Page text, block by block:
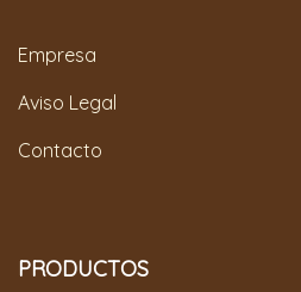
Empresa
Aviso Legal
Contacto
PRODUCTOS